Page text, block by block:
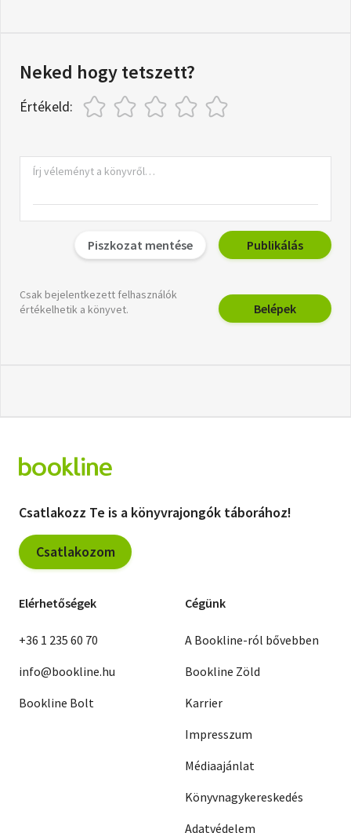
Neked hogy tetszett?
Értékeld:
Piszkozat mentése Publikálás
Csak bejelentkezett felhasználók
értékelhetik a könyvet.
Belépek
Csatlakozz Te is a könyvrajongók táborához!
Csatlakozom
Elérhetőségek
+36 1 235 60 70
info@bookline.hu
Bookline Bolt
Cégünk
A Bookline-ról bővebben
Bookline Zöld
Karrier
Impresszum
Médiaajánlat
Könyvnagykereskedés
Adatvédelem